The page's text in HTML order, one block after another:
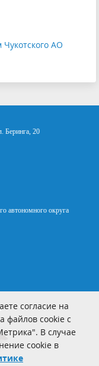
АО
Беринга, 20
автономного округа
согласие на
файлов cookie с
В случае
cookie в